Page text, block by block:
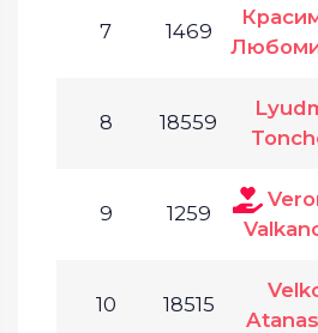
7 1469
8 18559
9 1259
10 18515